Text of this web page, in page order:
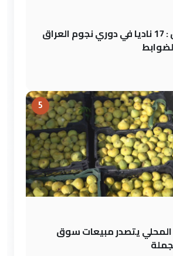
لجنة التراخيص : 17 ناديا في دوري نجوم العراق
5
يتصدر مبيعات سوق